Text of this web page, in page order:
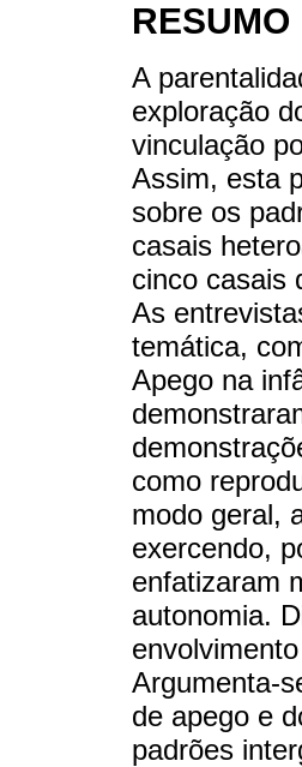
RESUMO
A
exploração
vinculação
Assim, esta
sobre os
casais
cinco casais
As
temática,
Apego na
como
modo geral,
exercendo,
enfatizaram
autonomia.
Argumenta-
de apego e
padrões